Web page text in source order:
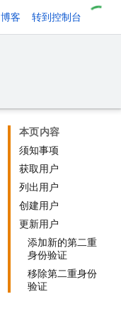
博客 转到控制台
本页内容
须知事项
获取用户
列出用户
创建用户
更新用户
添加新的第二重
身份验证
移除第二重身份
验证